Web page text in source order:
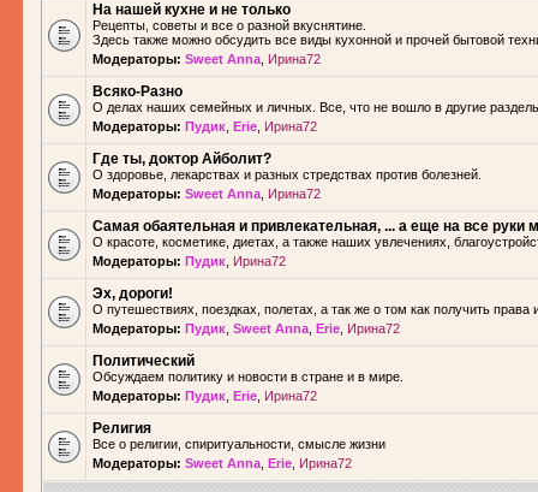
На нашей кухне и не только
Рецепты, советы и все о разной вкуснятине.
Здесь также можно обсудить все виды кухонной и прочей бытовой
Модераторы: Sweet Anna Ирина72
Всяко-Разно
О делах наших семейных и личных. Все, что не вошло в другие
Модераторы: Пудик Erie Ирина72
Где ты, доктор Айболит?
О здоровье, лекарствах и разных стредствах против болезней.
Модераторы: Sweet Anna Ирина72
Самая обаятельная и привлекательная, ... а еще на все руки
О красоте, косметике, диетах, а также наших увлечениях,
Модераторы: Пудик Ирина72
Эх, дороги!
О путешествиях, поездках, полетах, а так же о том как получить права
Модераторы: Пудик Sweet Anna Erie Ирина72
Политический
Обсуждаем политику и новости в стране и в мире.
Модераторы: Пудик Erie Ирина72
Религия
Все о религии, спиритуальности, смысле жизни
Модераторы: Sweet Anna Erie Ирина72